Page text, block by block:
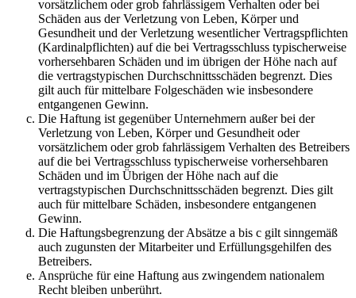
vorsätzlichem oder grob fahrlässigem Verhalten oder bei
Schäden aus der Verletzung von Leben, Körper und
Gesundheit und der Verletzung wesentlicher Vertragspflichten
(Kardinalpflichten) auf die bei Vertragsschluss typischerweise
vorhersehbaren Schäden und im übrigen der Höhe nach auf
die vertragstypischen Durchschnittsschäden begrenzt. Dies
gilt auch für mittelbare Folgeschäden wie insbesondere
entgangenen Gewinn.
Die Haftung ist gegenüber Unternehmern außer bei der
Verletzung von Leben, Körper und Gesundheit oder
vorsätzlichem oder grob fahrlässigem Verhalten des Betreibers
auf die bei Vertragsschluss typischerweise vorhersehbaren
Schäden und im Übrigen der Höhe nach auf die
vertragstypischen Durchschnittsschäden begrenzt. Dies gilt
auch für mittelbare Schäden, insbesondere entgangenen
Gewinn.
Die Haftungsbegrenzung der Absätze a bis c gilt sinngemäß
auch zugunsten der Mitarbeiter und Erfüllungsgehilfen des
Betreibers.
Ansprüche für eine Haftung aus zwingendem nationalem
Recht bleiben unberührt.